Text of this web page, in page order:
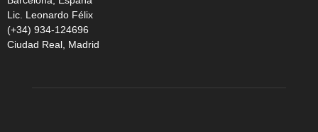
Lic. Leonardo Félix
(+34) 934-124696
Ciudad Real, Madrid